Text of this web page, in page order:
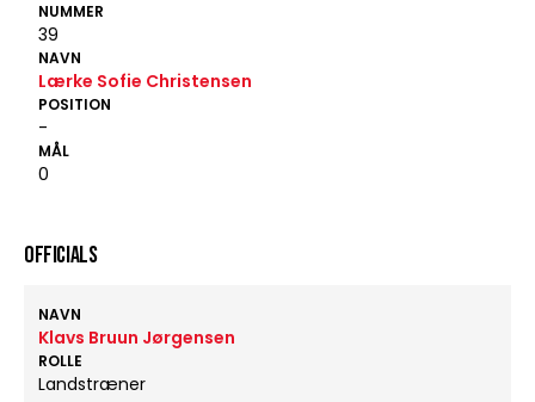
NUMMER
39
NAVN
Lærke Sofie Christensen
POSITION
-
MÅL
0
OFFICIALS
NAVN
Klavs Bruun Jørgensen
ROLLE
Landstræner